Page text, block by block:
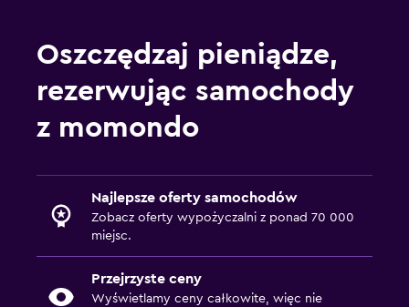
Oszczędzaj pieniądze,
rezerwując samochody
z momondo
Najlepsze oferty samochodów
Zobacz oferty wypożyczalni z ponad 70 000
miejsc.
Przejrzyste ceny
Wyświetlamy ceny całkowite, więc nie